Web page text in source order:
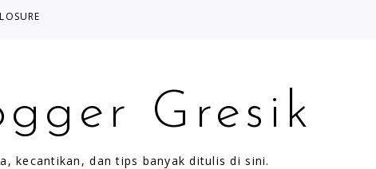
Gresik
kecantikan, dan tips banyak ditulis di sini.